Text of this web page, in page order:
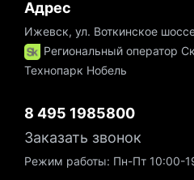
Адрес
Ижевск, ул. Воткинское
Региональный оператор
Технопарк Нобель
8 495 1985800
Заказать звонок
Режим работы: Пн-Пт 10:00-